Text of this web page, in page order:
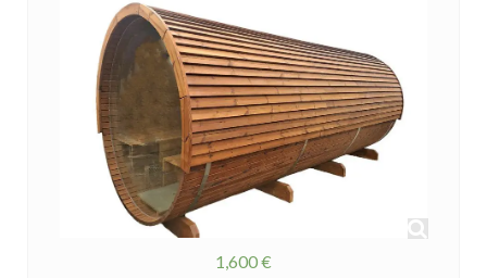
1,600 €